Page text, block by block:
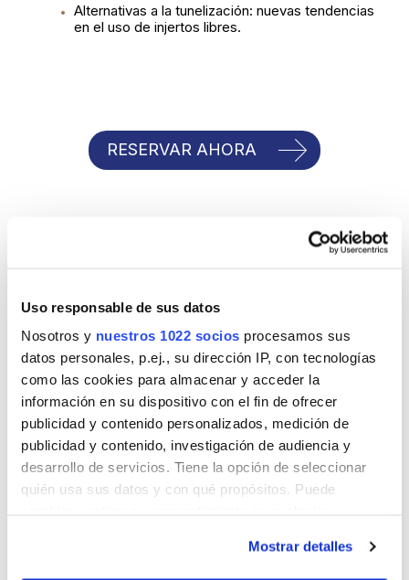
Uso responsable de sus datos
Nosotros y nuestros 1022 socios procesamos sus
datos personales, p.ej., su dirección IP, con tecnologías
como las cookies para almacenar y acceder la
información en su dispositivo con el fin de ofrecer
publicidad y contenido personalizados, medición de
publicidad y contenido, investigación de audiencia y
desarrollo de servicios. Tiene la opción de seleccionar
quién usa sus datos y con qué propósitos. Puede
Mostrar detalles
Alternativas a la tunelización: nuevas tendencias
en el uso de injertos libres.
RESERVAR AHORA
formación